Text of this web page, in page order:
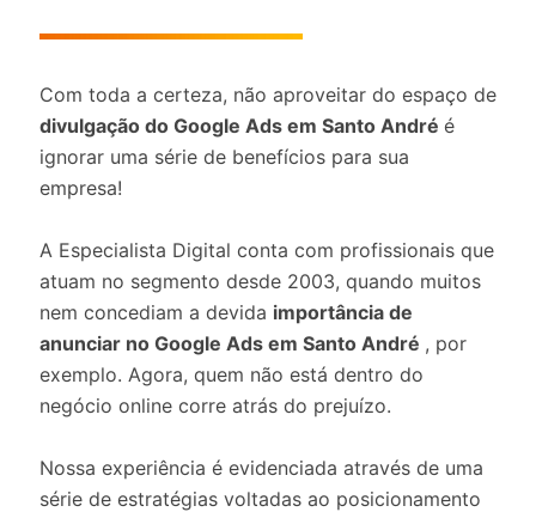
Com toda a certeza, não aproveitar do espaço de
divulgação do Google Ads em Santo André é
ignorar uma série de benefícios para sua
empresa!
A Especialista Digital conta com profissionais que
atuam no segmento desde 2003, quando muitos
nem concediam a devida importância de
anunciar no Google Ads em Santo André , por
exemplo. Agora, quem não está dentro do
negócio online corre atrás do prejuízo.
Nossa experiência é evidenciada através de uma
série de estratégias voltadas ao posicionamento